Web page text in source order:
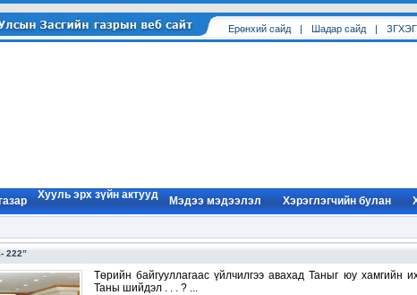
Ерөнхий cайд | Шадар сайд | ЗГХЭГ
Хууль эрх зүйн актууд Мэдээ мэдээлэл Хэрэглэгчийн булан
222”
Төрийн байгууллагаас үйлчилгээ авахад Таныг юу хамгийн
Таны шийдэл . . . ? ...